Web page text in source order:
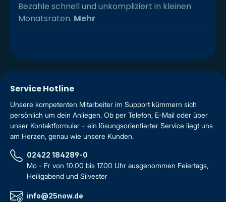
Bezahle schnell und unkompliziert in kleinen
Monatsraten. Mehr
Service Hotline
Unsere kompetenten Mitarbeiter im Support kümmern sich
persönlich um dein Anliegen. Ob per Telefon, E-Mail oder über
unser Kontaktformular – ein lösungsorientierter Service liegt uns
am Herzen, genau wie unsere Kunden.
02422 184289-0
Mo - Fr von 10.00 bis 17.00 Uhr ausgenommen Feiertags,
Heiligabend und Silvester
info@25now.de